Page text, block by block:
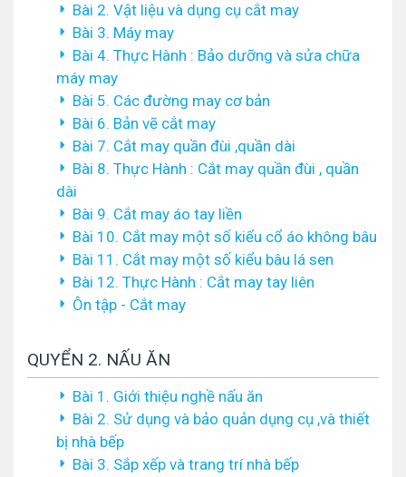
Bài 2. Vật liệu và dụng cụ cắt may
Bài 3. Máy may
Bài 4. Thực Hành : Bảo dưỡng và sửa chữa
máy may
Bài 5. Các đường may cơ bản
Bài 6. Bản vẽ cắt may
Bài 7. Cắt may quần đùi ,quần dài
Bài 8. Thực Hành : Cắt may quần đùi , quần
dài
Bài 9. Cắt may áo tay liền
Bài 10. Cắt may một số kiểu cổ áo không bâu
Bài 11. Cắt may một số kiểu bâu lá sen
Bài 12. Thực Hành : Cắt may tay liên
Ôn tập - Cắt may
QUYỂN 2. NẤU ĂN
Bài 1. Giới thiệu nghề nấu ăn
Bài 2. Sử dụng và bảo quản dụng cụ ,và thiết
bị nhà bếp
Bài 3. Sắp xếp và trang trí nhà bếp